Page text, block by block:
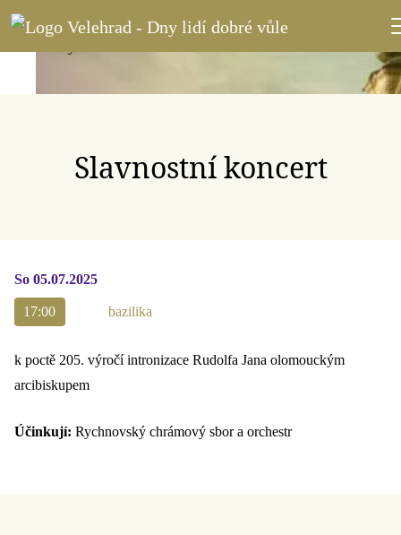
Slavnostní koncert
So 05.07.2025
17:00 bazilika
k poctě 205. výročí intronizace Rudolfa Jana olomouckým
arcibiskupem
Účinkují: Rychnovský chrámový sbor a orchestr